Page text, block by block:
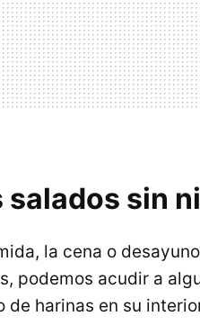
salados sin
la cena o
podemos acudir a
de harinas en su